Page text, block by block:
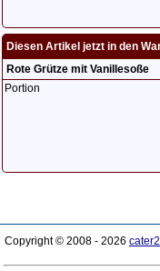
Diesen Artikel jetzt in den
Rote Grütze mit Vanillesoße
Portion
Copyright © 2008 - 2026